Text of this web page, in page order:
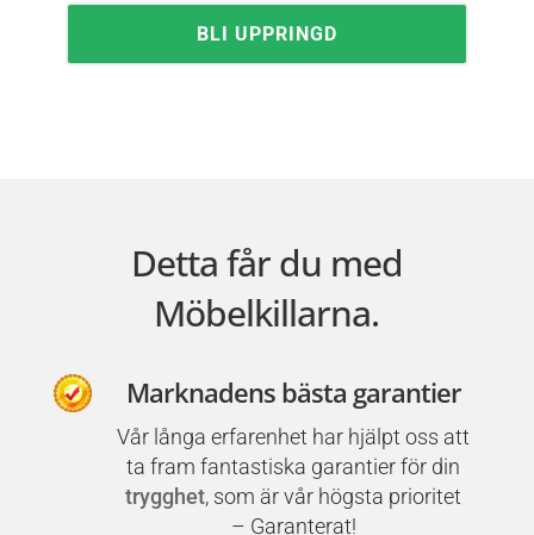
Detta får du med
Möbelkillarna.
Marknadens bästa garantier
Vår långa erfarenhet har hjälpt oss att
ta fram fantastiska garantier för din
trygghet, som är vår högsta prioritet
– Garanterat!